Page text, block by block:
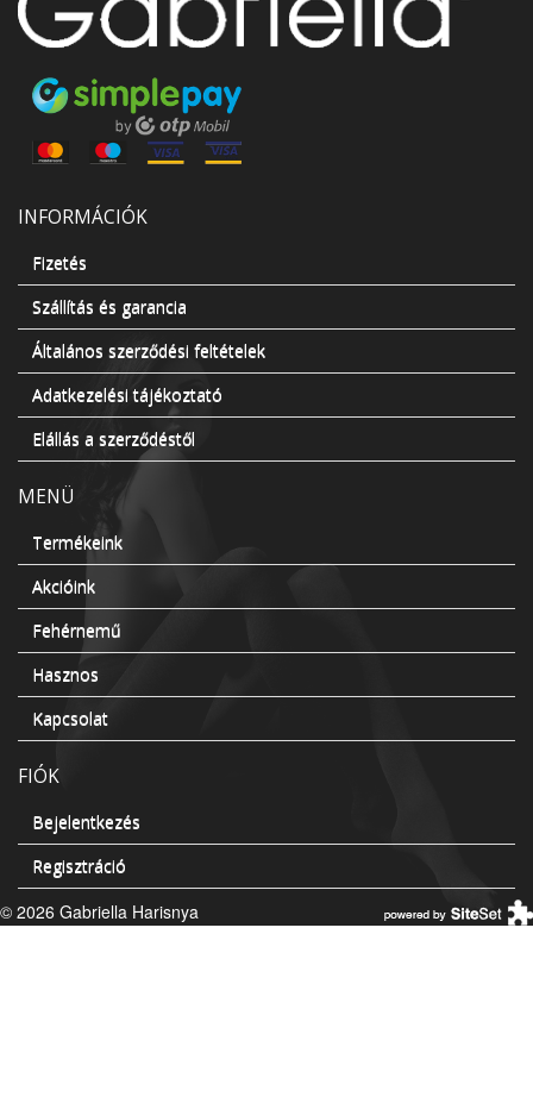
INFORMÁCIÓK
Fizetés
Szállítás és garancia
Általános szerződési feltételek
Adatkezelési tájékoztató
Elállás a szerződéstől
MENÜ
Termékeink
Akcióink
Fehérnemű
Hasznos
Kapcsolat
FIÓK
Bejelentkezés
Regisztráció
© 2026 Gabriella Harisnya